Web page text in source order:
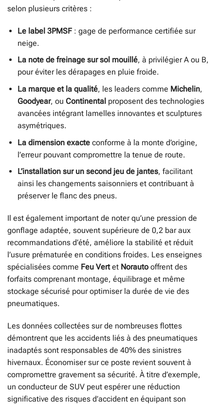
selon plusieurs critères :
Le label 3PMSF: gage de performance certifiée sur
neige.
La note de freinage sur sol mouillé, à privilégier A ou B,
pour éviter les dérapages en pluie froide.
La marque et la qualité, les leaders comme Michelin,
Goodyear, ou Continentalproposent des technologies
avancées intégrant lamelles innovantes et sculptures
asymétriques.
La dimension exacteconforme à la monte d’origine,
l’erreur pouvant compromettre la tenue de route.
L’installation sur un second jeu de jantes, facilitant
ainsi les changements saisonniers et contribuant à
préserver le flanc des pneus.
Il est également important de noter qu’une pression de
gonflage adaptée, souvent supérieure de 0,2 bar aux
recommandations d’été, améliore la stabilité et réduit
l’usure prématurée en conditions froides. Les enseignes
spécialisées comme Feu Vertet Norauto offrent des
forfaits comprenant montage, équilibrage et même
stockage sécurisé pour optimiser la durée de vie des
pneumatiques.
Les données collectées sur de nombreuses flottes
démontrent que les accidents liés à des pneumatiques
inadaptés sont responsables de 40% des sinistres
hivernaux. Économiser sur ce poste revient souvent à
compromettre gravement sa sécurité. À titre d’exemple,
un conducteur de SUV peut espérer une réduction
significative des risques d’accident en équipant son